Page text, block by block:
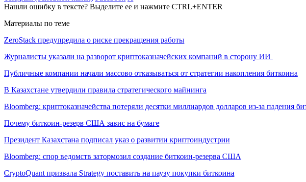
Нашли ошибку в тексте? Выделите ее и нажмите CTRL+ENTER
Материалы по теме
ZeroStack предупредила о риске прекращения работы
Журналисты указали на разворот криптоказначейских компаний в сторону ИИ
Публичные компании начали массово отказываться от стратегии накопления биткоина
В Казахстане утвердили правила стратегического майнинга
Bloomberg: криптоказначейства потеряли десятки миллиардов долларов из-за падения
Почему биткоин-резерв США завис на бумаге
Президент Казахстана подписал указ о развитии криптоиндустрии
Bloomberg: спор ведомств затормозил создание биткоин-резерва США
CryptoQuant призвала Strategy поставить на паузу покупки биткоина